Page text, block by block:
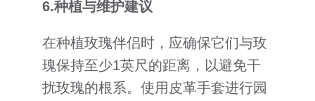
6.种植与维护建议
在种植玫瑰伴侣时，应确保它们与玫
瑰保持至少1英尺的距离，以避免干
扰玫瑰的根系。使用皮革手套进行园